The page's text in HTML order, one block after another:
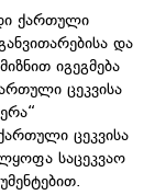
ქართული
და
იგეგმება
ცეკვისა
ცეკვისა
საცეკვაო